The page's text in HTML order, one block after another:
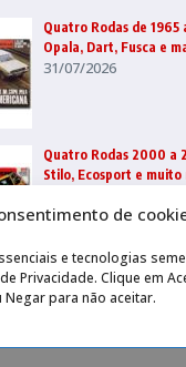
de
e tecnologias
Privacidade. Clique em
para não aceitar.
Quatro Rodas de 1965
Opala, Dart, Fusca e
31/07/2026
Quatro Rodas 2000 a
Stilo, Ecosport e muito
Quatro Rodas 1995 a
grandes esportivos e